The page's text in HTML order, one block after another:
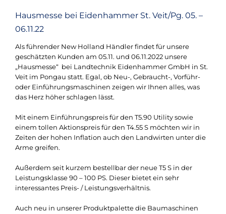
Hausmesse bei Eidenhammer St. Veit/Pg. 05. –
06.11.22
Als führender New Holland Händler findet für unsere
geschätzten Kunden am 05.11. und 06.11.2022 unsere
„Hausmesse“ bei Landtechnik Eidenhammer GmbH in St.
Veit im Pongau statt. Egal, ob Neu-, Gebraucht-, Vorführ-
oder Einführungsmaschinen zeigen wir Ihnen alles, was
das Herz höher schlagen lässt.
Mit einem Einführungspreis für den T5.90 Utility sowie
einem tollen Aktionspreis für den T4.55 S möchten wir in
Zeiten der hohen Inflation auch den Landwirten unter die
Arme greifen.
Außerdem seit kurzem bestellbar der neue T5 S in der
Leistungsklasse 90 – 100 PS. Dieser bietet ein sehr
interessantes Preis- / Leistungsverhältnis.
Auch neu in unserer Produktpalette die Baumaschinen